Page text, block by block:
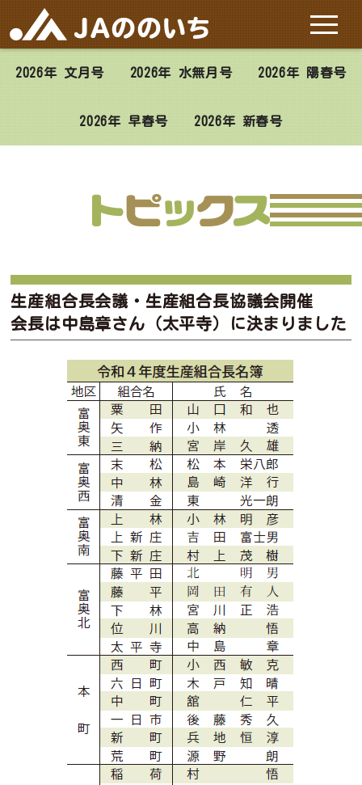
ホーム
JAののいちについて
サービス
お問い合わせ
2026年 文月号 2026年 水無月号 2026年 陽春号
2026年 早春号 2026年 新春号
生産組合長会議・生産組合長協議会開催
会長は中島章さん（太平寺）に決まりました